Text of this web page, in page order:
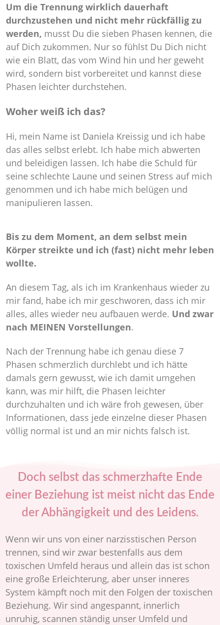
Um die Trennung wirklich dauerhaft
durchzustehen und nicht mehr rückfällig zu
werden, musst Du die sieben Phasen kennen, die
auf Dich zukommen. Nur so fühlst Du Dich nicht
wie ein Blatt, das vom Wind hin und her geweht
wird, sondern bist vorbereitet und kannst diese
Phasen leichter durchstehen.
Woher weiß ich das?
Hi, mein Name ist Daniela Kreissig und ich habe
das alles selbst erlebt. Ich habe mich abwerten
und beleidigen lassen. Ich habe die Schuld für
seine schlechte Laune und seinen Stress auf mich
genommen und ich habe mich belügen und
manipulieren lassen.
Bis zu dem Moment, an dem selbst mein
Körper streikte und ich (fast) nicht mehr leben
wollte.
An diesem Tag, als ich im Krankenhaus wieder zu
mir fand, habe ich mir geschworen, dass ich mir
alles, alles wieder neu aufbauen werde. Und zwar
nach MEINEN Vorstellungen.
Nach der Trennung habe ich genau diese 7
Phasen schmerzlich durchlebt und ich hätte
damals gern gewusst, wie ich damit umgehen
kann, was mir hilft, die Phasen leichter
durchzuhalten und ich wäre froh gewesen, über
Informationen, dass jede einzelne dieser Phasen
völlig normal ist und an mir nichts falsch ist.
Doch selbst das schmerzhafte Ende
einer Beziehung ist meist nicht das Ende
der Abhängigkeit und des Leidens.
Wenn wir uns von einer narzisstischen Person
trennen, sind wir zwar bestenfalls aus dem
toxischen Umfeld heraus und allein das ist schon
eine große Erleichterung, aber unser inneres
System kämpft noch mit den Folgen der toxischen
Beziehung. Wir sind angespannt, innerlich
unruhig, scannen ständig unser Umfeld und